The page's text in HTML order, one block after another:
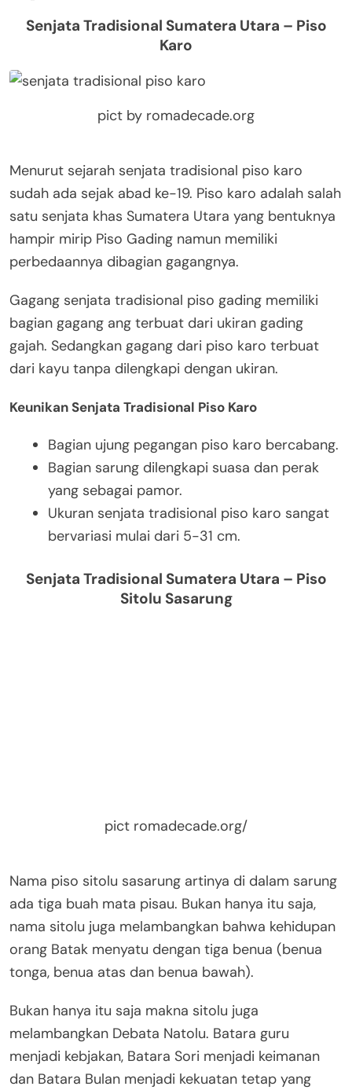
Senjata Tradisional Sumatera Utara – Piso
Karo
pict by romadecade.org
Menurut sejarah senjata tradisional piso karo
sudah ada sejak abad ke-19. Piso karo adalah salah
satu senjata khas Sumatera Utara yang bentuknya
hampir mirip Piso Gading namun memiliki
perbedaannya dibagian gagangnya.
Gagang senjata tradisional piso gading memiliki
bagian gagang ang terbuat dari ukiran gading
gajah. Sedangkan gagang dari piso karo terbuat
dari kayu tanpa dilengkapi dengan ukiran.
Keunikan Senjata Tradisional Piso Karo
Bagian ujung pegangan piso karo bercabang.
Bagian sarung dilengkapi suasa dan perak
yang sebagai pamor.
Ukuran senjata tradisional piso karo sangat
bervariasi mulai dari 5-31 cm.
Senjata Tradisional Sumatera Utara – Piso
Sitolu Sasarung
pict romadecade.org/
Nama piso sitolu sasarung artinya di dalam sarung
ada tiga buah mata pisau. Bukan hanya itu saja,
nama sitolu juga melambangkan bahwa kehidupan
orang Batak menyatu dengan tiga benua (benua
tonga, benua atas dan benua bawah).
Bukan hanya itu saja makna sitolu juga
melambangkan Debata Natolu. Batara guru
menjadi kebjakan, Batara Sori menjadi keimanan
dan Batara Bulan menjadi kekuatan tetap yang